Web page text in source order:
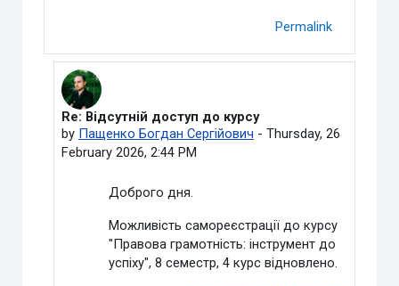
Permalink
In reply to Топіха Тетяна
Re: Відсутній доступ до курсу
by Пащенко Богдан Сергійович - Thursday, 26
February 2026, 2:44 PM
Доброго дня.
Можливість самореєстрації до курсу
"Правова грамотність: інструмент до
успіху", 8 семестр, 4 курс відновлено.